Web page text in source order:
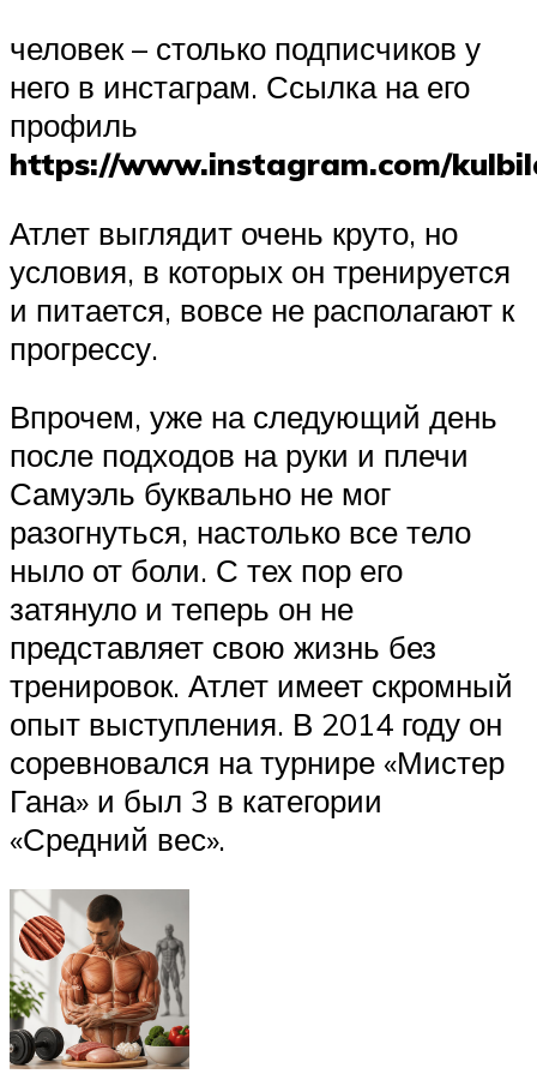
человек – столько подписчиков у
него в инстаграм. Ссылка на его
профиль
https://www.instagram.com/
Атлет выглядит очень круто, но
условия, в которых он тренируется
и питается, вовсе не располагают к
прогрессу.
Впрочем, уже на следующий день
после подходов на руки и плечи
Самуэль буквально не мог
разогнуться, настолько все тело
ныло от боли. С тех пор его
затянуло и теперь он не
представляет свою жизнь без
тренировок. Атлет имеет скромный
опыт выступления. В 2014 году он
соревновался на турнире «Мистер
Гана» и был 3 в категории
«Средний вес».